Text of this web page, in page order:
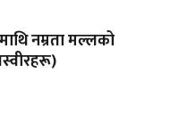
नम्रता मल्लको